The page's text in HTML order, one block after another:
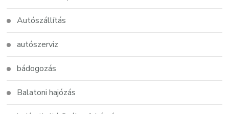
Autószállítás
autószerviz
bádogozás
Balatoni hajózás